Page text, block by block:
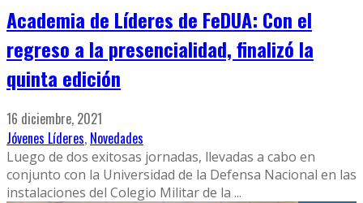
Academia de Líderes de FeDUA: Con el
regreso a la presencialidad, finalizó la
quinta edición
16 diciembre, 2021
Jóvenes Líderes, Novedades
Luego de dos exitosas jornadas, llevadas a cabo en
conjunto con la Universidad de la Defensa Nacional en las
instalaciones del Colegio Militar de la ...